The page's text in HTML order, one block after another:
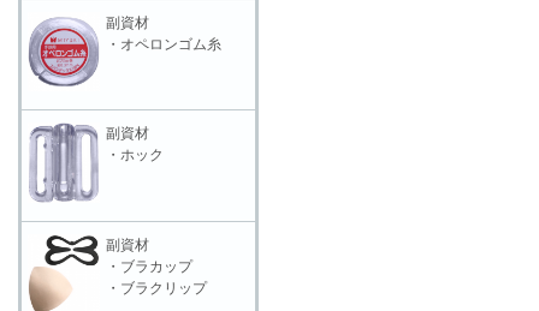
副資材
・オペロンゴム糸
副資材
・ホック
副資材
・ブラカップ
・ブラクリップ